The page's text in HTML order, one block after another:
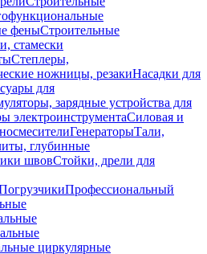
феныСтроительные
стамески
Степлеры,
ножницы, резакиНасадки для
для
зарядные устройства для
электроинструментаСиловая и
ГенераторыТали,
глубинные
швовСтойки, дрели для
Профессиональный
циркулярные